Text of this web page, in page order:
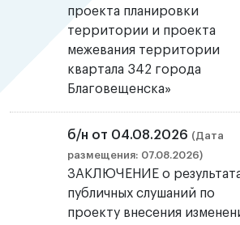
проекта планировки
территории и проекта
межевания территории
квартала 342 города
Благовещенска»
б/н от 04.08.2026 (Дата
размещения: 07.08.2026)
ЗАКЛЮЧЕНИЕ о
публичных слушаний по
проекту внесения